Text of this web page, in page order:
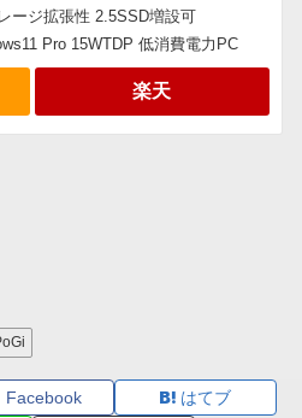
ージ拡張性 2.5SSD増設可
Pro 15WTDP 低消費電力PC
楽天
Facebook
はてブ